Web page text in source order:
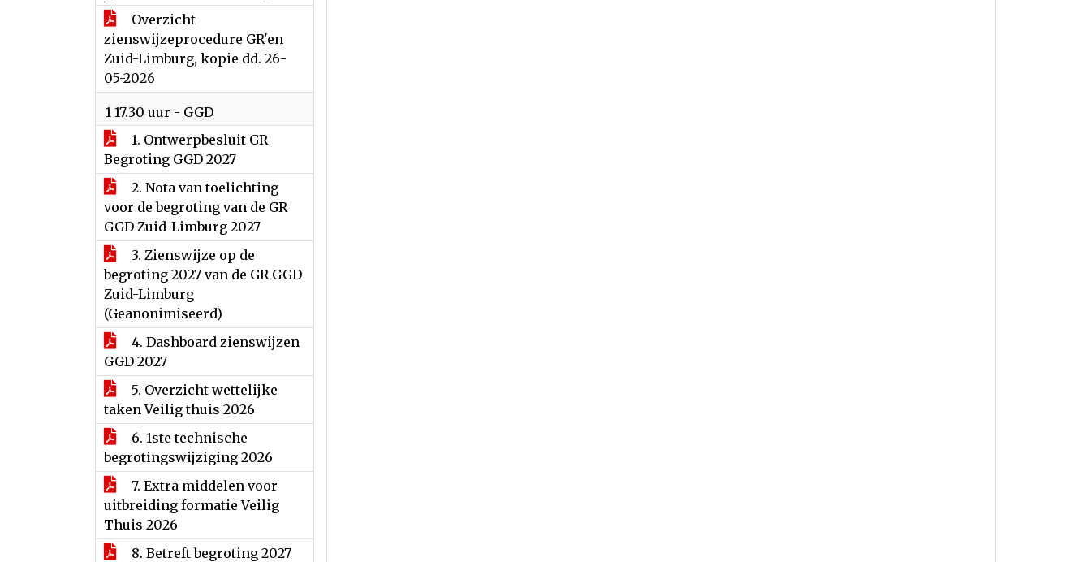
Overzicht
zienswijzeprocedure GR'en
Zuid-Limburg, kopie dd. 26-
05-2026
1 17.30 uur - GGD
1. Ontwerpbesluit GR
Begroting GGD 2027
2. Nota van toelichting
voor de begroting van de GR
GGD Zuid-Limburg 2027
3. Zienswijze op de
begroting 2027 van de GR GGD
Zuid-Limburg
(Geanonimiseerd)
4. Dashboard zienswijzen
GGD 2027
5. Overzicht wettelijke
taken Veilig thuis 2026
6. 1ste technische
begrotingswijziging 2026
7. Extra middelen voor
uitbreiding formatie Veilig
Thuis 2026
8. Betreft begroting 2027